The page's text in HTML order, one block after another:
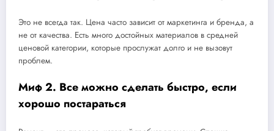
Это не всегда так. Цена часто зависит от маркетинга и бренда, а
не от качества. Есть много достойных материалов в средней
ценовой категории, которые прослужат долго и не вызовут
проблем.
Миф 2. Все можно сделать быстро, если
хорошо постараться